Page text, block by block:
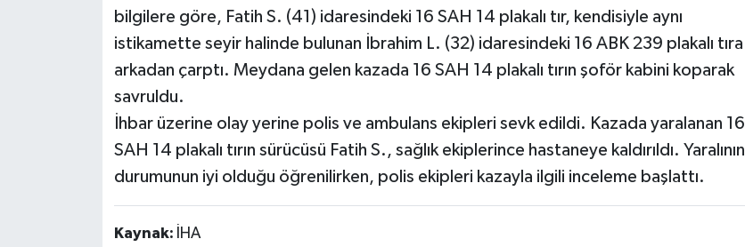
bilgilere göre, Fatih S. (41) idaresindeki 16 SAH 14 plakalı tır, kendisiyle aynı
istikamette seyir halinde bulunan İbrahim L. (32) idaresindeki 16 ABK 239 plakalı tıra
arkadan çarptı. Meydana gelen kazada 16 SAH 14 plakalı tırın şoför kabini koparak
savruldu.
İhbar üzerine olay yerine polis ve ambulans ekipleri sevk edildi. Kazada yaralanan 16
SAH 14 plakalı tırın sürücüsü Fatih S., sağlık ekiplerince hastaneye kaldırıldı. Yaralının
durumunun iyi olduğu öğrenilirken, polis ekipleri kazayla ilgili inceleme başlattı.
Kaynak: İHA